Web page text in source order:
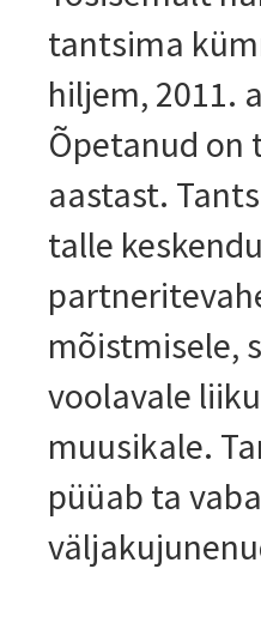
tantsima
hiljem, 2011.
Õpetanud on
aastast.
talle
mõistmisele,
voolavale
muusikale.
püüab ta